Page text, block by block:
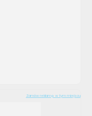
Zamów reklamę w tym miejscu